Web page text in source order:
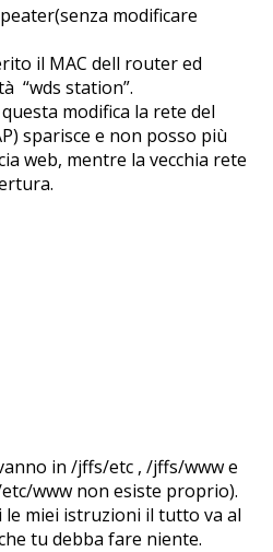
modificare
il MAC dell router ed
“wds station”.
modifica la rete del
sparisce e non posso più
web, mentre la vecchia rete
in /jffs/etc , /jffs/www e
www non esiste proprio).
le miei istruzioni il tutto va al
tu debba fare niente.